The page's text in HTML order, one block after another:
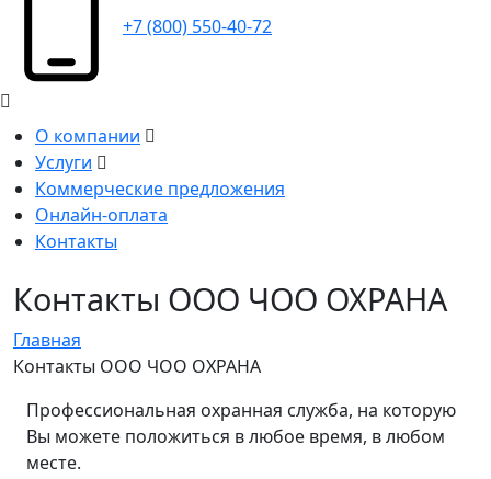
+7 (800) 550-40-72
О компании
Услуги
Коммерческие предложения
Онлайн-оплата
Контакты
Контакты ООО ЧОО ОХРАНА
Главная
Контакты ООО ЧОО ОХРАНА
Профессиональная охранная служба, на которую
Вы можете положиться в любое время, в любом
месте.